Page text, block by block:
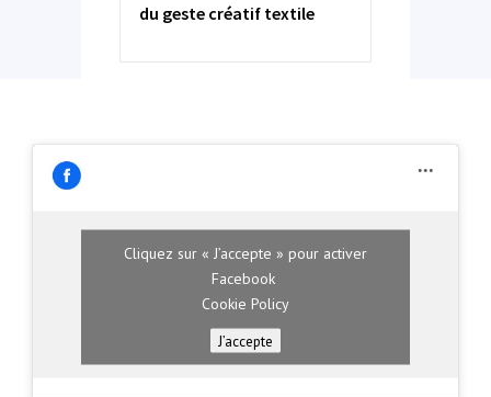
du geste créatif textile
Cliquez sur « J’accepte » pour activer
Facebook
Cookie Policy
J’accepte